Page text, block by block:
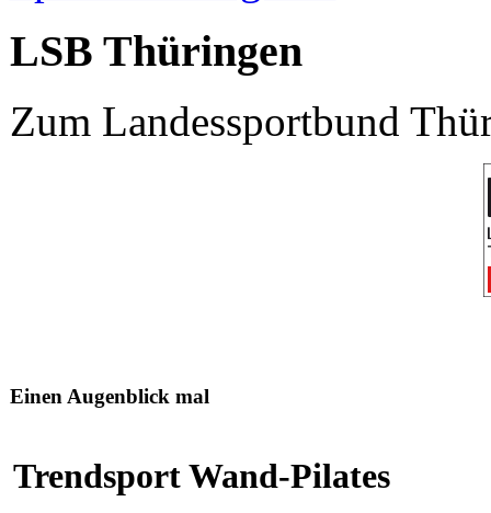
LSB Thüringen
Zum Landessportbund
Einen Augenblick mal
Trendsport Wand-Pilates